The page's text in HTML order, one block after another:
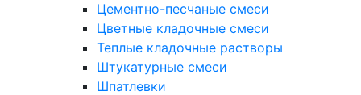
Цементно-песчаные смеси
Цветные кладочные смеси
Теплые кладочные растворы
Штукатурные смеси
Шпатлевки